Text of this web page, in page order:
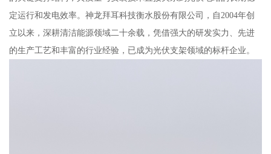
定运行和发电效率。神龙拜耳科技衡水股份有限公司，自2004年创
立以来，深耕清洁能源领域二十余载，凭借强大的研发实力、先进
的生产工艺和丰富的行业经验，已成为光伏支架领域的标杆企业。